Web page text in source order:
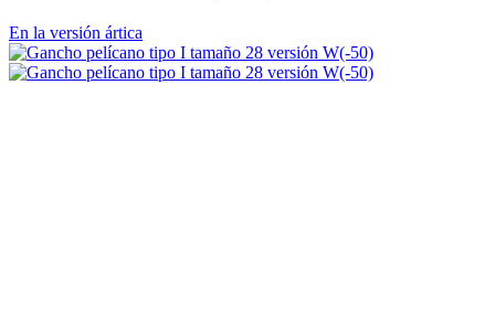
En la versión ártica